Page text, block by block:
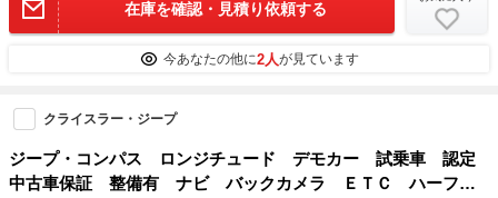
在庫を確認・見積り依頼する
今あなたの他に2人が見ています
クライスラー・ジープ
ジープ・コンパス ロンジチュード デモカー 試乗車 認定
中古車保証 整備有 ナビ バックカメラ ＥＴＣ ハーフレ